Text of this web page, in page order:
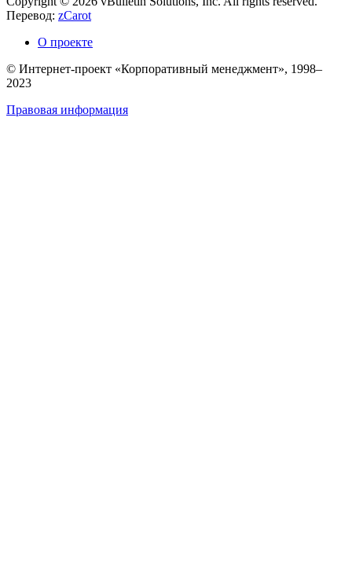
Перевод: zCarot
О проекте
© Интернет-проект «Корпоративный менеджмент», 1998–
2023
Правовая информация